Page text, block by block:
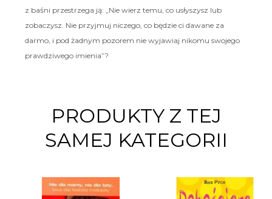
z baśni przestrzega ją: „Nie wierz temu, co usłyszysz lub
zobaczysz. Nie przyjmuj niczego, co będzie ci dawane za
darmo, i pod żadnym pozorem nie wyjawiaj nikomu swojego
prawdziwego imienia”?
PRODUKTY Z TEJ
SAMEJ KATEGORII